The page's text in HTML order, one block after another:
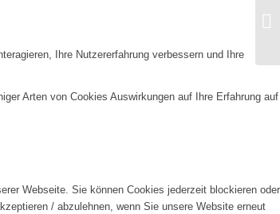
Ihre Nutzererfahrung verbessern und Ihre
Arten von Cookies Auswirkungen auf Ihre Erfahrung auf
Webseite. Sie können Cookies jederzeit blockieren oder
/ abzulehnen, wenn Sie unsere Website erneut